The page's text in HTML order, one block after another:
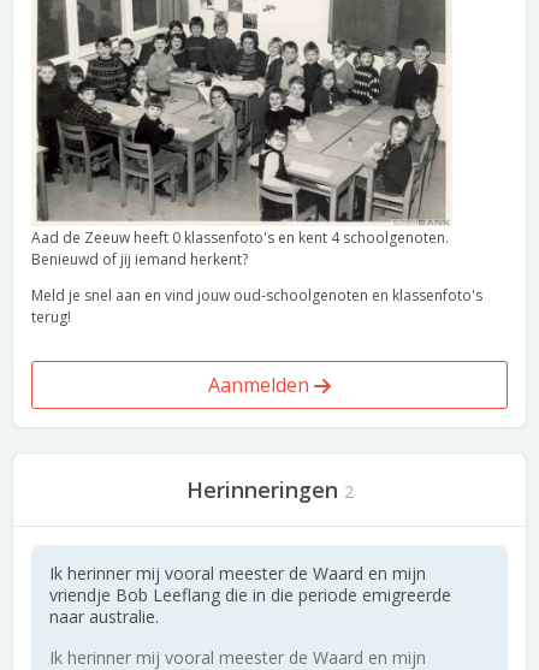
Aad de Zeeuw heeft 0 klassenfoto's en kent 4 schoolgenoten.
Benieuwd of jij iemand herkent?
Meld je snel aan en vind jouw oud-schoolgenoten en klassenfoto's
terug!
Aanmelden
Herinneringen 2
Ik herinner mij vooral meester de Waard en mijn
vriendje Bob Leeflang die in die periode emigreerde
naar australie.
Ik herinner mij vooral meester de Waard en mijn